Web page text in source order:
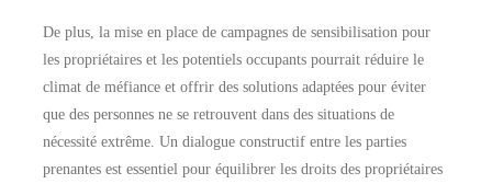
De plus, la mise en place de campagnes de sensibilisation pour
les propriétaires et les potentiels occupants pourrait réduire le
climat de méfiance et offrir des solutions adaptées pour éviter
que des personnes ne se retrouvent dans des situations de
nécessité extrême. Un dialogue constructif entre les parties
prenantes est essentiel pour équilibrer les droits des propriétaires